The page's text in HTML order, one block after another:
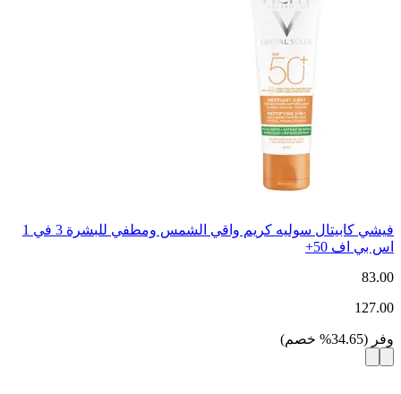
فيشي كابيتال سوليه كريم واقي الشمس ومطفي للبشرة 3 في 1
اس بي اف 50+
83.00
127.00
وفر (
34.65
% خصم)